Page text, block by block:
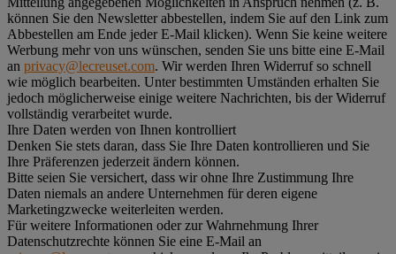
können Sie den Newsletter abbestellen, indem Sie auf den Link zum
Abbestellen am Ende jeder E-Mail klicken). Wenn Sie keine weitere
Werbung mehr von uns wünschen, senden Sie uns bitte eine E-Mail
an privacy@lecreuset.com. Wir werden Ihren Widerruf so schnell
wie möglich bearbeiten. Unter bestimmten Umständen erhalten Sie
jedoch möglicherweise einige weitere Nachrichten, bis der Widerruf
vollständig verarbeitet wurde.
Ihre Daten werden von Ihnen kontrolliert
Denken Sie stets daran, dass Sie Ihre Daten kontrollieren und Sie
Ihre Präferenzen jederzeit ändern können.
Bitte seien Sie versichert, dass wir ohne Ihre Zustimmung Ihre
Daten niemals an andere Unternehmen für deren eigene
Marketingzwecke weiterleiten werden.
Für weitere Informationen oder zur Wahrnehmung Ihrer
Datenschutzrechte können Sie eine E-Mail an